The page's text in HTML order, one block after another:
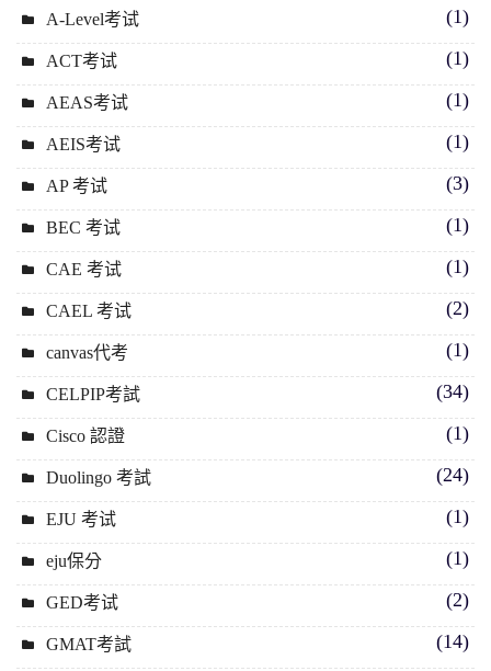
A-Level考试 (1)
ACT考试 (1)
AEAS考试 (1)
AEIS考试 (1)
AP 考试 (3)
BEC 考试 (1)
CAE 考试 (1)
CAEL 考试 (2)
canvas代考 (1)
CELPIP考試 (34)
Cisco 認證 (1)
Duolingo 考試 (24)
EJU 考试 (1)
eju保分 (1)
GED考试 (2)
GMAT考試 (14)